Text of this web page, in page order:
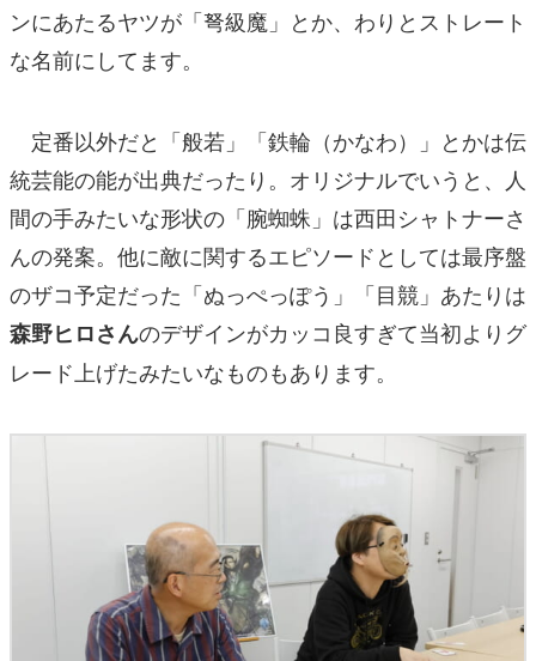
ンにあたるヤツが「弩級魔」とか、わりとストレート
な名前にしてます。
定番以外だと「般若」「鉄輪（かなわ）」とかは伝
統芸能の能が出典だったり。オリジナルでいうと、人
間の手みたいな形状の「腕蜘蛛」は西田シャトナーさ
んの発案。他に敵に関するエピソードとしては最序盤
のザコ予定だった「ぬっぺっぽう」「目競」あたりは
森野ヒロさんのデザインがカッコ良すぎて当初よりグ
レード上げたみたいなものもあります。